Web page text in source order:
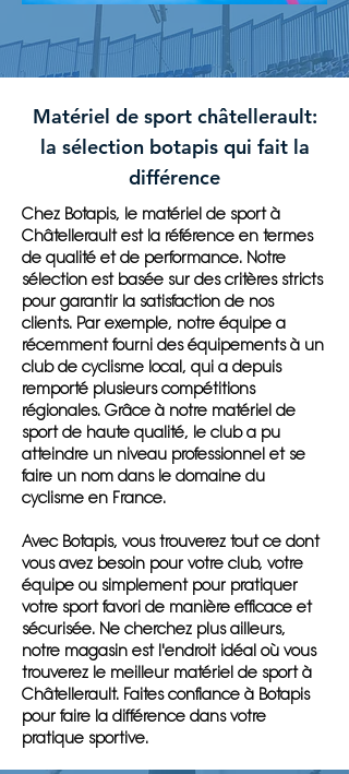
Matériel de sport châtellerault:
la sélection botapis qui fait la
différence
Chez Botapis, le matériel de sport à
Châtellerault est la référence en termes
de qualité et de performance. Notre
sélection est basée sur des critères stricts
pour garantir la satisfaction de nos
clients. Par exemple, notre équipe a
récemment fourni des équipements à un
club de cyclisme local, qui a depuis
remporté plusieurs compétitions
régionales. Grâce à notre matériel de
sport de haute qualité, le club a pu
atteindre un niveau professionnel et se
faire un nom dans le domaine du
cyclisme en France.
Avec Botapis, vous trouverez tout ce dont
vous avez besoin pour votre club, votre
équipe ou simplement pour pratiquer
votre sport favori de manière efficace et
sécurisée. Ne cherchez plus ailleurs,
notre magasin est l'endroit idéal où vous
trouverez le meilleur matériel de sport à
Châtellerault. Faites confiance à Botapis
pour faire la différence dans votre
pratique sportive.